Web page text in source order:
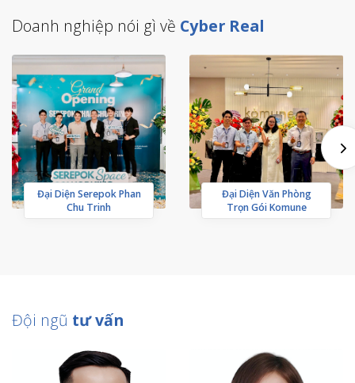
Doanh nghiệp nói gì về Cyber Real
Đại Diện Serepok Phan
Chu Trinh
Đại Diện Văn Phòng
Trọn Gói Komune
Đội ngũ tư vấn